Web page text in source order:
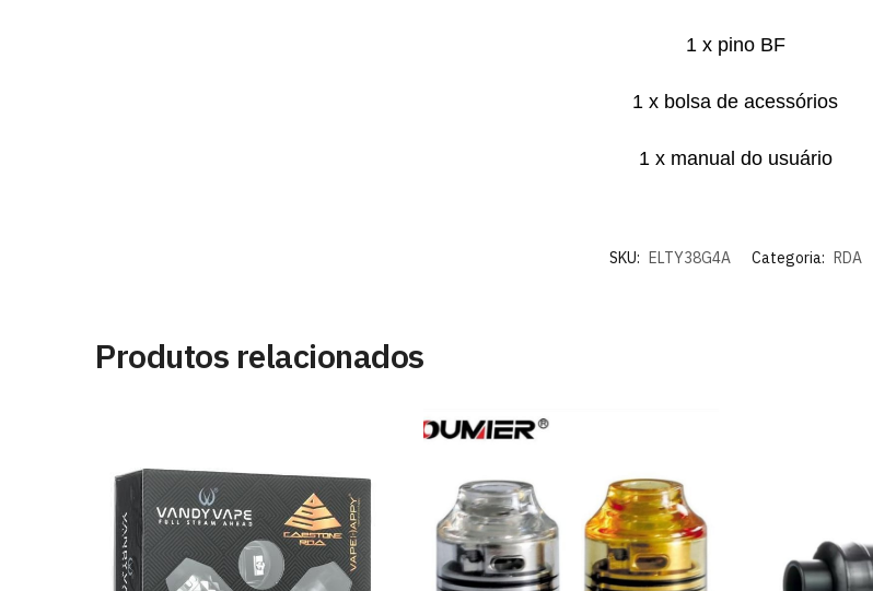
1 x pino BF
1 x bolsa de acessórios
1 x manual do usuário
SKU: ELTY38G4A Categoria: RDA
Produtos relacionados